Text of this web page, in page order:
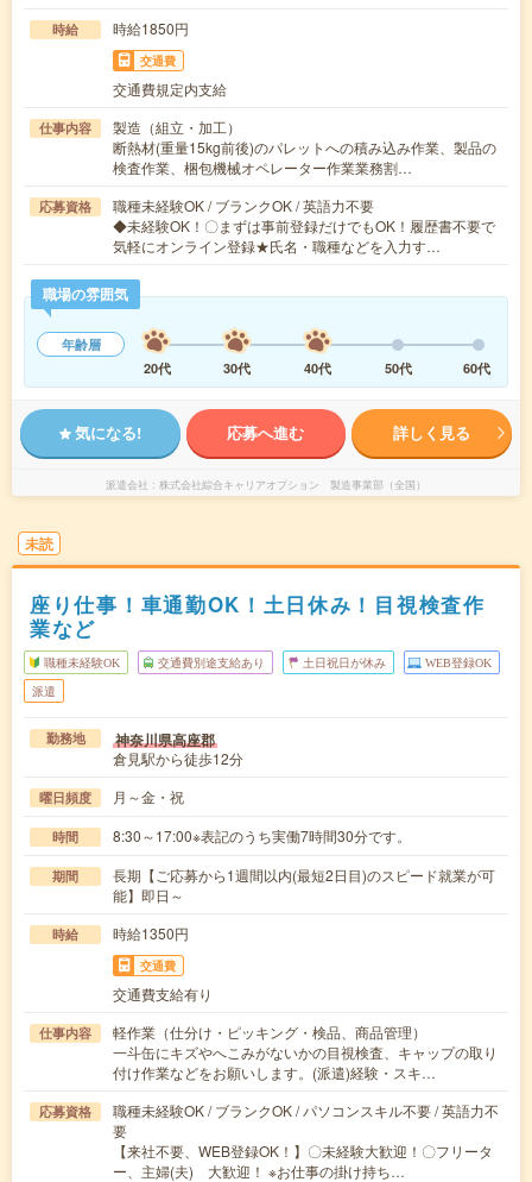
時給 時給1850円
交通費
交通費規定内支給
仕事内容
製造（組立・加工）
断熱材(重量15kg前後)のパレットへの積み込み作業、製品の
検査作業、梱包機械オペレーター作業業務割…
応募資格
職種未経験OK / ブランクOK / 英語力不要
◆未経験OK！〇まずは事前登録だけでもOK！履歴書不要で
気軽にオンライン登録★氏名・職種などを入力す…
職場の雰囲気
年齢層
20代
30代 40代 50代 60代
気になる! 応募へ進む 詳しく見る
派遣会社 株式会社綜合キャリアオプション 製造事業部（全国）
未読
座り仕事！車通勤OK！土日休み！目視検査作
業など
職種未経験OK 交通費別途支給あり 土日祝日が休み WEB登録OK
派遣
勤務地 神奈川県高座郡
倉見駅から徒歩12分
曜日頻度 月～金・祝
時間 8:30～17:00※表記のうち実働7時間30分です。
期間
長期【ご応募から1週間以内(最短2日目)のスピード就業が可
能】即日～
時給 時給1350円
交通費
交通費支給有り
仕事内容
軽作業（仕分け・ピッキング・検品、商品管理）
一斗缶にキズやへこみがないかの目視検査、キャップの取り
付け作業などをお願いします。(派遣)経験・スキ…
応募資格
職種未経験OK / ブランクOK / パソコンスキル不要 / 英語力不
要
【来社不要、WEB登録OK！】〇未経験大歓迎！〇フリータ
ー、主婦(夫) 大歓迎！ ※お仕事の掛け持ち…